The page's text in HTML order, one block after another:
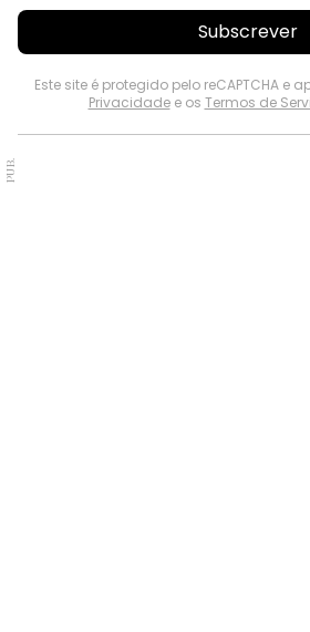
Subscrever
Este site é protegido pelo reCAPTCHA e
Privacidadee os Termos de
PUB.